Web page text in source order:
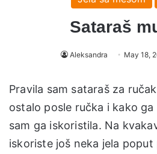
Sataraš
Aleksandra May 18,
Pravila sam sataraš za
ostalo posle ručka i kako ga
sam ga iskoristila. Na
iskoriste još neka jela poput